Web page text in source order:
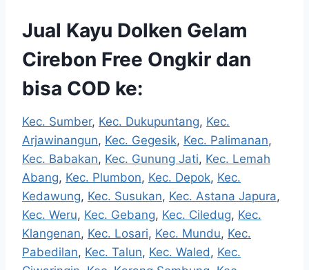
Jual Kayu Dolken Gelam
Cirebon Free Ongkir dan
bisa COD ke:
Kec. Sumber, Kec. Dukupuntang, Kec.
Arjawinangun, Kec. Gegesik, Kec. Palimanan,
Kec. Babakan, Kec. Gunung Jati, Kec. Lemah
Abang, Kec. Plumbon, Kec. Depok, Kec.
Kedawung, Kec. Susukan, Kec. Astana Japura,
Kec. Weru, Kec. Gebang, Kec. Ciledug, Kec.
Klangenan, Kec. Losari, Kec. Mundu, Kec.
Pabedilan, Kec. Talun, Kec. Waled, Kec.